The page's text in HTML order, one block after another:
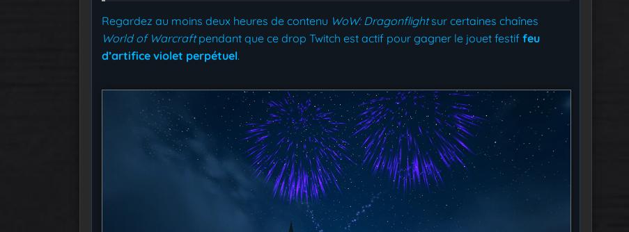
Regardez au moins deux heures de contenu WoW: Dragonflightsur certaines chaînes
World of Warcraftpendant que ce drop Twitch est actif pour gagner le jouet festif feu
d’artifice violet perpétuel.